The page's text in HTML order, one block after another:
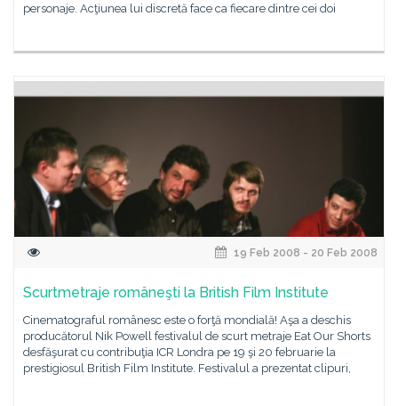
personaje. Acţiunea lui discretă face ca fiecare dintre cei doi
19 Feb 2008 - 20 Feb 2008
Scurtmetraje româneşti la British Film Institute
Cinematograful românesc este o forţă mondială! Aşa a deschis
producătorul Nik Powell festivalul de scurt metraje Eat Our Shorts
desfăşurat cu contribuţia ICR Londra pe 19 şi 20 februarie la
prestigiosul British Film Institute. Festivalul a prezentat clipuri,